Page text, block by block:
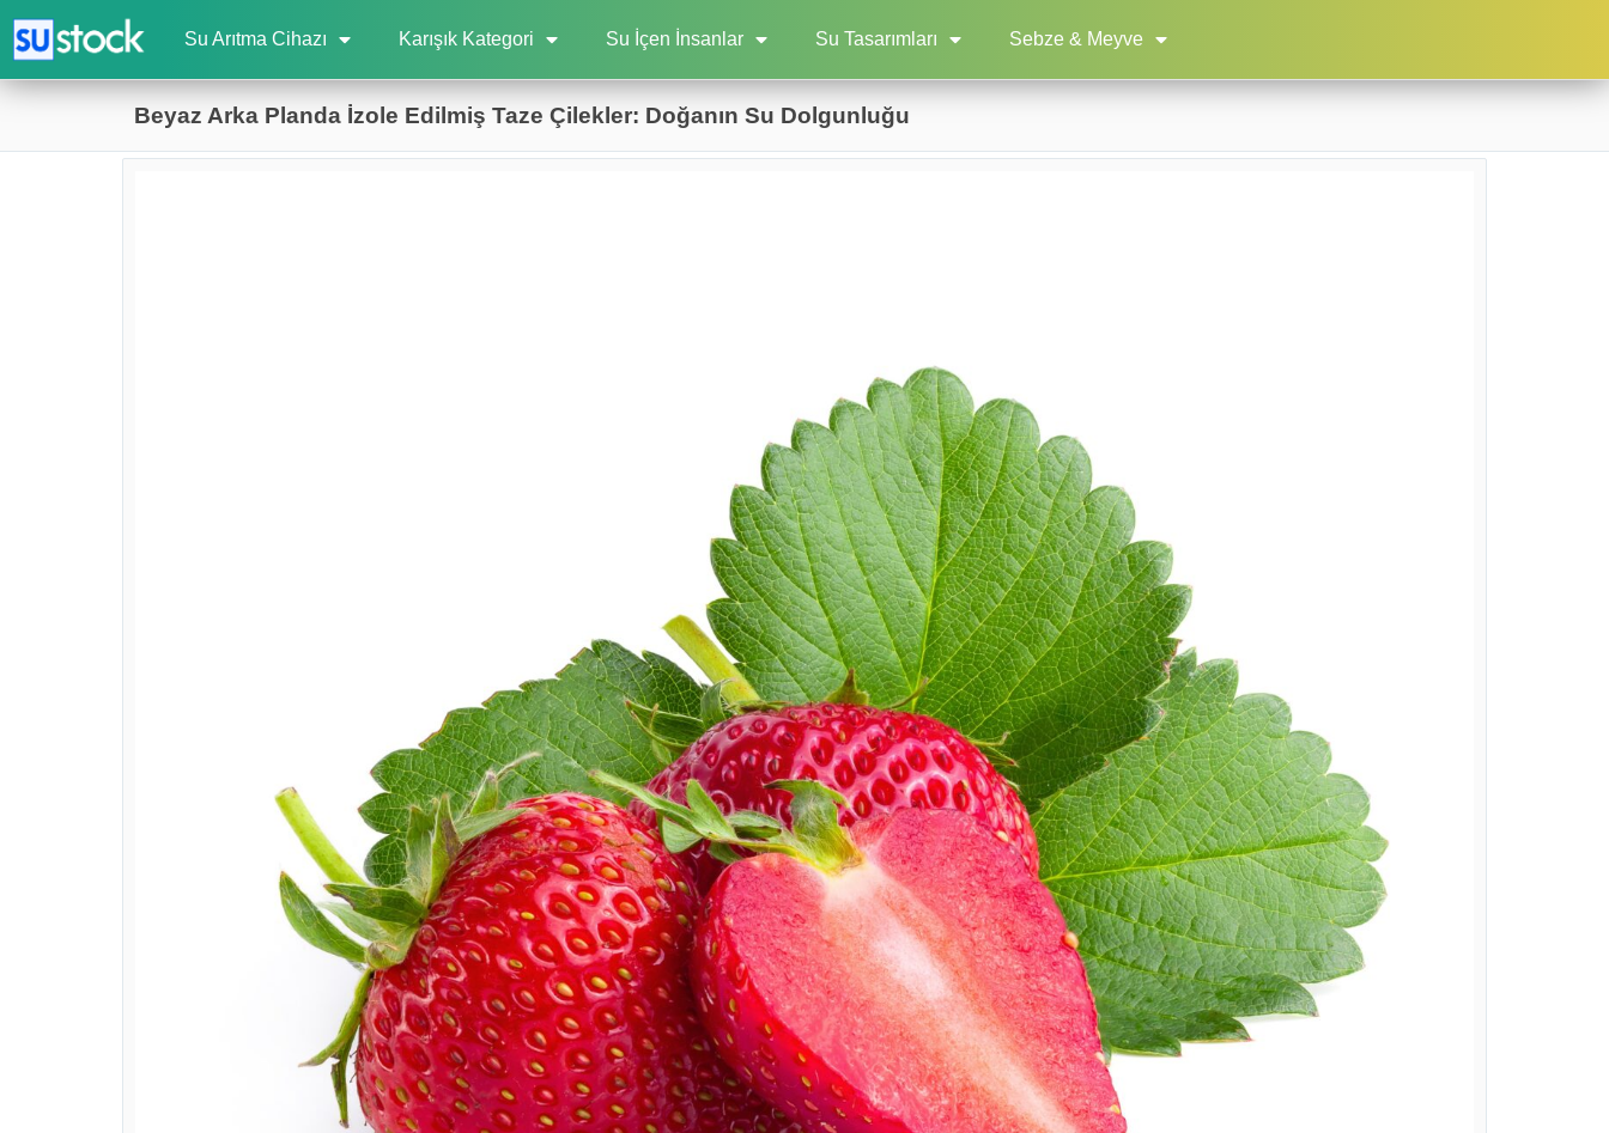
Su Arıtma Cihazı Karışık Kategori Su İçen İnsanlar Su Tasarımları Sebze & Meyve
Beyaz Arka Planda İzole Edilmiş Taze Çilekler: Doğanın Su Dolgunluğu